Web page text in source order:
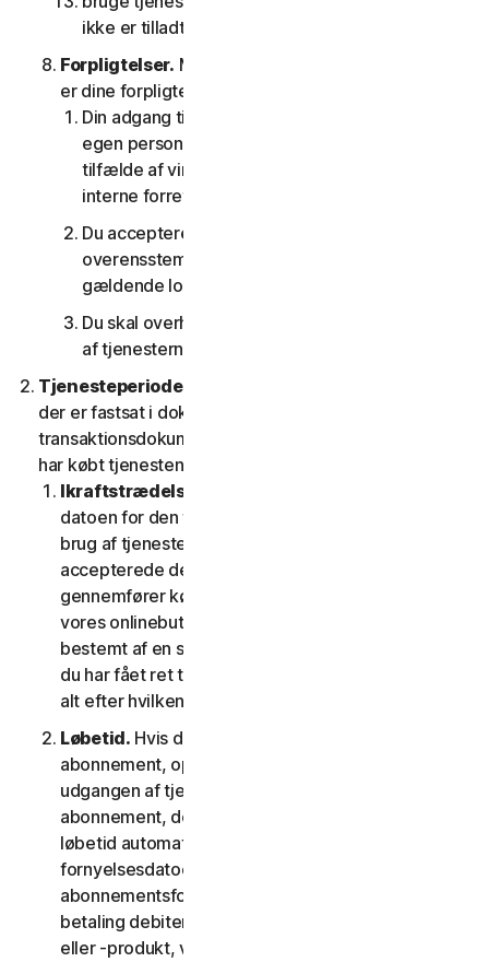
ikke er tilladt i henhold til denne LSA.
Forpligtelser. Med hensyn til brugen af tjenesten
er dine forpligtelser som følger:
Din adgang til forbrugertjenesterne er kun til din
egen personlige brug eller husstandsbrug, eller i
tilfælde af virksomhedstjenester kun til din
interne forretningsbrug;
Du accepterer at bruge tjenesterne i
overensstemmelse med denne LSA og alle
gældende love og regler
Du skal overholde alle tekniske begrænsninger
af tjenesterne og/eller softwaren.
Tjenesteperiode.
der er fastsat i dokumentationen eller i den gældende
transaktionsdokumentation fra den udbyder, som du
har købt tjenesten hos.
Ikraftstrædelsesdato.
datoen for den første installation af softwaren eller
brug af tjenesten; eller (b) datoen, hvor du
accepterede denne LSA; eller (c) den dato, hvor du
gennemfører købet, hvis du har købt tjenesten i
vores onlinebutik; eller (d) den dato, der er
bestemt af en sådan udbyder som gældende, hvis
du har fået ret til at bruge tjenesten fra en udbyder,
alt efter hvilken dato der kommer først.
Løbetid. Hvis du har et tidsbegrænset
abonnement, opsiges din tjeneste automatisk ved
udgangen af tjenestens løbetid. Hvis du har et
abonnement, der fornys automatisk, vil tjenestens
løbetid automatisk blive fornyet på
fornyelsesdatoen, medmindre du annullerer
abonnementsfornyelsen inden den dag, hvor din
betaling debiteres. Hvis du har en engangstjeneste
eller -produkt, vil tjenestens løbetid vare som